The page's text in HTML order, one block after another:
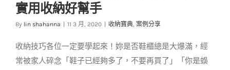
的雜亂！3種超實用收
納好幫手
實用收納好幫手
By lin shahanna 11 3 月, 2020 收納寶典, 案例分享
收納技巧各位一定要學起來！妳是否鞋櫃總是大爆滿，經
常被家人碎念「鞋子已經夠多了，不要再買了」「你是蜈